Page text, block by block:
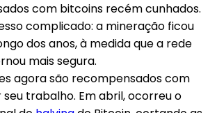
​​com bitcoins recém cunhados.
complicado: a mineração ficou
dos anos, à medida que a rede
mais segura.
agora são recompensados ​​com
seu trabalho. Em abril, ocorreu o